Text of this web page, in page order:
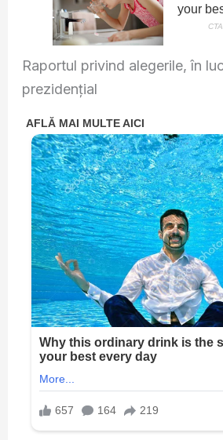
Raportul privind alegerile, în
prezidențial